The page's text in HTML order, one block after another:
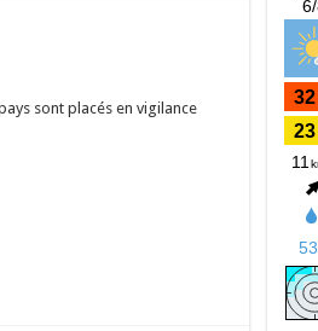
sont placés en vigilance